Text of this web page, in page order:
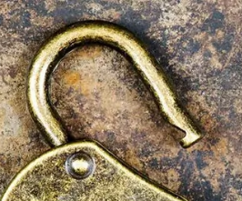
Unter dem Inhalt